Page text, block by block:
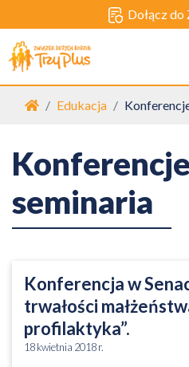
Dołącz do
Strona główna
Edukacja
seminaria
Konferencja w
trwałości
profilaktyka”.
18 kwietnia 2018 r.